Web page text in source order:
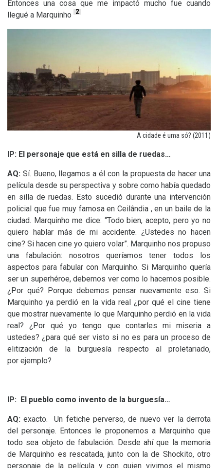
Entonces una cosa que me impactó mucho fue cuando
llegué a Marquinho
2
A cidade é uma só? (2011)
IP: El personaje que está en silla de ruedas…
AQ: Sí. Bueno, llegamos a él con la propuesta de hacer una
película desde su perspectiva y sobre como había quedado
en silla de ruedas. Esto sucedió durante una intervención
policial que fue muy famosa en Ceilândia , en un baile de la
ciudad. Marquinho me dice: “Todo bien, acepto, pero yo no
quiero hablar más de mi accidente. ¿Ustedes no hacen
cine? Si hacen cine yo quiero volar”. Marquinho nos propuso
una fabulación: nosotros queríamos tener todos los
aspectos para fabular con Marquinho. Si Marquinho quería
ser un superhéroe, debemos ver como lo hacemos posible.
¿Por qué? Porque debemos pensar nuevamente eso. Si
Marquinho ya perdió en la vida real ¿por qué el cine tiene
que mostrar nuevamente lo que Marquinho perdió en la vida
real? ¿Por qué yo tengo que contarles mi miseria a
ustedes? ¿para qué ser visto si no es para un proceso de
elitización de la burguesía respecto al proletariado,
por ejemplo?
IP: El pueblo como invento de la burguesía…
AQ: exacto. Un fetiche perverso, de nuevo ver la derrota
del personaje. Entonces le proponemos a Marquinho que
todo sea objeto de fabulación. Desde ahí que la memoria
de Marquinho es rescatada, junto con la de Shockito, otro
personaje de la película y con quien vivimos el mismo